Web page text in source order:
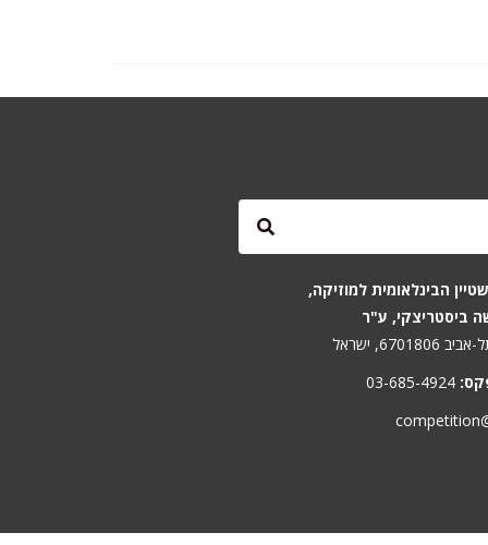
הבינלאומית למוזיקה,
ביסטריצקי, ע"ר
03-685-4924